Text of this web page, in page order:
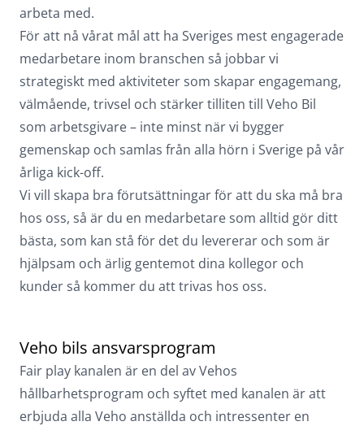
arbeta med.
För att nå vårat mål att ha Sveriges mest engagerade
medarbetare inom branschen så jobbar vi
strategiskt med aktiviteter som skapar engagemang,
välmående, trivsel och stärker tilliten till Veho Bil
som arbetsgivare – inte minst när vi bygger
gemenskap och samlas från alla hörn i Sverige på vår
årliga kick-off.
Vi vill skapa bra förutsättningar för att du ska må bra
hos oss, så är du en medarbetare som alltid gör ditt
bästa, som kan stå för det du levererar och som är
hjälpsam och ärlig gentemot dina kollegor och
kunder så kommer du att trivas hos oss.
Veho bils ansvarsprogram
Fair play kanalen är en del av Vehos
hållbarhetsprogram och syftet med kanalen är att
erbjuda alla Veho anställda och intressenter en